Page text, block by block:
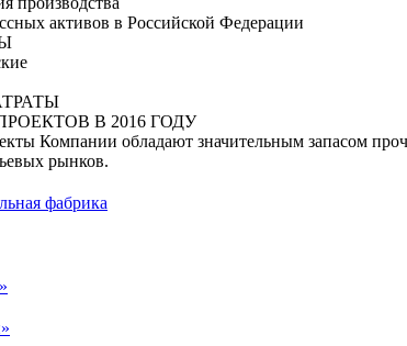
активов в Российской Федерации
В 2016 ГОДУ
Компании обладают значительным запасом
рынков.
фабрика